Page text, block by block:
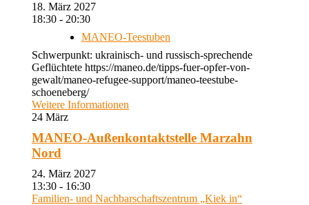
18. März 2027
18:30 - 20:30
MANEO-Teestuben
Schwerpunkt: ukrainisch- und russisch-sprechende
Geflüchtete https://maneo.de/tipps-fuer-opfer-von-
gewalt/maneo-refugee-support/maneo-teestube-
schoeneberg/
Weitere Informationen
24 März
MANEO-Außenkontaktstelle Marzahn
Nord
24. März 2027
13:30 - 16:30
Familien- und Nachbarschaftszentrum „Kiek in“